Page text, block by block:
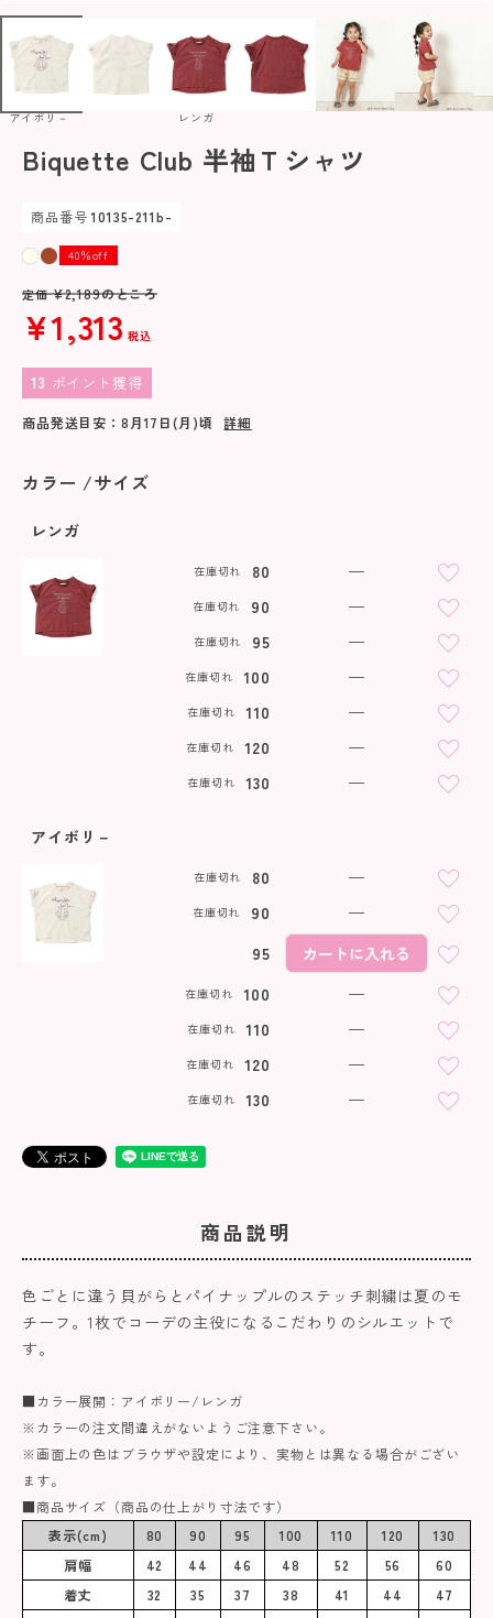
アイボリ－ レンガ
Biquette Club 半袖Ｔシャツ
商品番号 10135-211b-
40％off
定価 ¥2,189のところ
¥1,313 税込
13 ポイント獲得
商品発送目安： 8月17日(月)頃 詳細
カラー サイズ
レンガ
80
在庫切れ
—
90
在庫切れ
—
95
在庫切れ
—
100
在庫切れ
—
110
在庫切れ
—
120
在庫切れ
—
130
在庫切れ —
アイボリ－
80
在庫切れ
—
90
在庫切れ
—
95
カートに入れる
100
在庫切れ
—
110
在庫切れ
—
120
在庫切れ
—
130
在庫切れ —
商品説明
色ごとに違う貝がらとパイナップルのステッチ刺繍は夏のモ
チーフ。1枚でコーデの主役になるこだわりのシルエットで
す。
■カラー展開：アイボリー/レンガ
※カラーの注文間違えがないようご注意下さい。
※画面上の色はブラウザや設定により、実物とは異なる場合がござい
ます。
■商品サイズ（商品の仕上がり寸法です）
表示(cm)
80 90 95 100 110 120
130
肩幅
42 44 46 48 52 56
60
着丈
32 35 37 38 41 44
47